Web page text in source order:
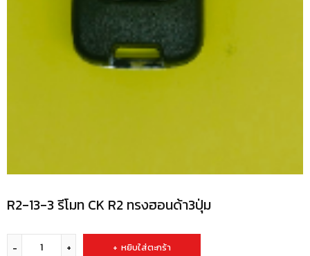
R2-13-3 รีโมท CK R2 ทรงฮอนด้า3ปุ่ม
หยิบใส่ตะกร้า